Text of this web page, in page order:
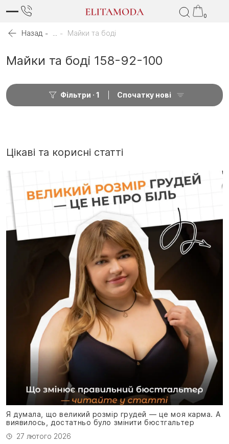
0
Назад Майки та боді
Майки та боді 158-92-100
Фільтри 1 Спочатку нові
Цікаві та корисні статті
Я думала, що великий розмір грудей — це моя карма. А
виявилось, достатньо було змінити бюстгальтер
27 лютого 2026